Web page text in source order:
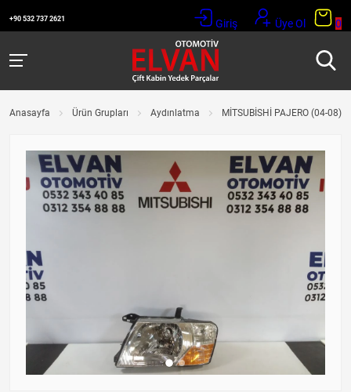
+90 532 737 2621 Giriş Üye Ol 0
Anasayfa Ürün Grupları Aydınlatma MİTSUBİSHİ PAJERO (04-08)